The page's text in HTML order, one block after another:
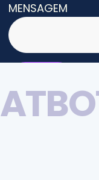
MENSAGEM
ATBO